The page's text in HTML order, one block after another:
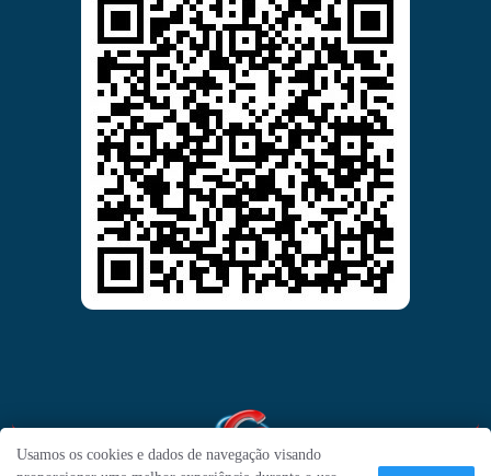
Usamos os cookies e dados de navegação visando